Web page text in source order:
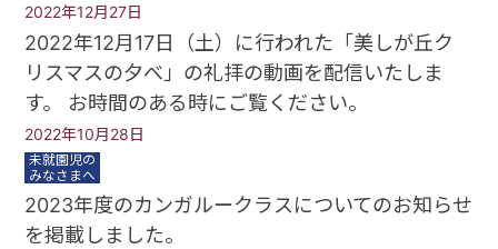
2022年12月27日
2022年12月17日（土）に行われた「美しが丘ク
リスマスの夕べ」の礼拝の動画を配信いたしま
す。 お時間のある時にご覧ください。
2022年10月28日
未就園児の
みなさまへ
2023年度のカンガルークラスについてのお知らせ
を掲載しました。